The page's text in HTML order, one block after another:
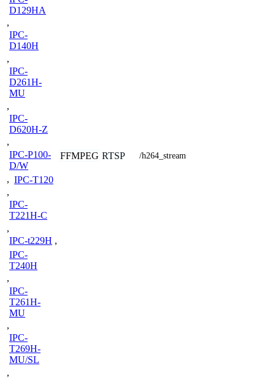
D129HA
,
IPC-
D140H
,
IPC-
D261H-
MU
,
IPC-
D620H-Z
,
IPC-P100-
D/W
, IPC-T120
,
IPC-
T221H-C
,
IPC-t229H ,
IPC-
T240H
,
IPC-
T261H-
MU
,
IPC-
T269H-
MU/SL
,
FFMPEG RTSP /h264_stream